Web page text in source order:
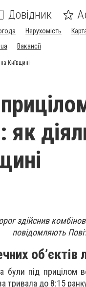
Довідник
Нерухомість
Вакансії
Київщині
як
здійснив
повідомляють
об’єктів
були під прицілом
тривала до 8:15